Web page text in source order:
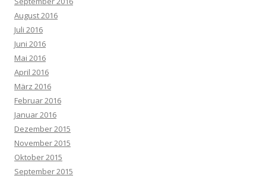
August 2016
Juli 2016
Juni 2016
Mai 2016
April 2016
März 2016
Februar 2016
Januar 2016
Dezember 2015
November 2015
Oktober 2015
September 2015